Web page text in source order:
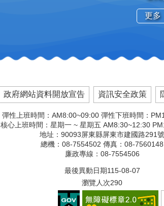
更多
政府網站資料開放宣告 資訊安全政策
彈性上班時間：AM8:00~09:00 彈性下班時間：
核心上班時間：星期一 ~ 星期五 AM8:30~12:30
地址：90093屏東縣屏東市建國路291號
總機：08-7554502 傳真：08-7560148
廉政專線：08-7554506
最後異動日期115-08-07
瀏覽人次290